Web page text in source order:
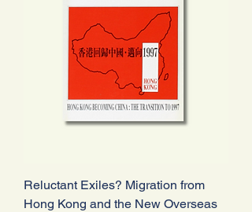
Reluctant Exiles? Migration from
Hong Kong and the New Overseas